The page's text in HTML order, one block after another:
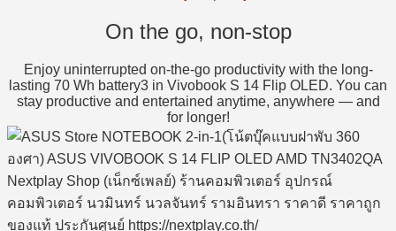
On the go, non-stop
Enjoy uninterrupted on-the-go productivity with the long-
lasting 70 Wh battery3 in Vivobook S 14 Flip OLED. You can
stay productive and entertained anytime, anywhere — and
for longer!